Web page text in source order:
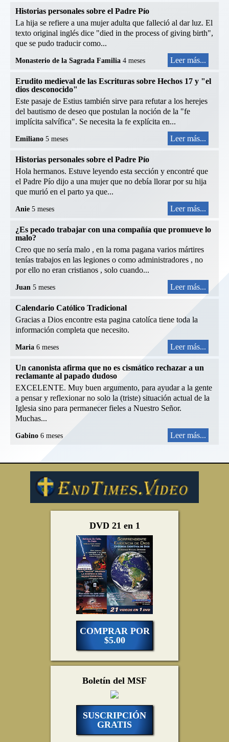
Historias personales sobre el Padre Pío
La hija se refiere a una mujer adulta que falleció al dar luz. El
texto original inglés dice "died in the process of giving birth",
que se pudo traducir como...
Monasterio de la Sagrada Familia 4 meses Leer más...
Erudito medieval de las Escrituras sobre Hechos 17 y "el
dios desconocido"
Este pasaje de Estius también sirve para refutar a los herejes
del bautismo de deseo que postulan la noción de la "fe
implícita salvífica". Se necesita la fe explícita en...
Emiliano 5 meses Leer más...
Historias personales sobre el Padre Pío
Hola hermanos. Estuve leyendo esta sección y encontré que
el Padre Pío dijo a una mujer que no debía llorar por su hija
que murió en el parto ya que...
Anie 5 meses Leer más...
¿Es pecado trabajar con una compañía que promueve lo
malo?
Creo que no sería malo , en la roma pagana varios mártires
tenías trabajos en las legiones o como administradores , no
por ello no eran cristianos , solo cuando...
Juan 5 meses Leer más...
Calendario Católico Tradicional
Gracias a Dios encontre esta pagina catolíca tiene toda la
información completa que necesito.
Maria 6 meses Leer más...
Un canonista afirma que no es cismático rechazar a un
reclamante al papado dudoso
EXCELENTE. Muy buen argumento, para ayudar a la gente
a pensar y reflexionar no solo la (triste) situación actual de la
Iglesia sino para permanecer fieles a Nuestro Señor.
Muchas...
Gabino 6 meses Leer más...
DVD 21 en 1
COMPRAR POR
$5.00
Boletín del MSF
SUSCRIPCIÓN
GRATIS